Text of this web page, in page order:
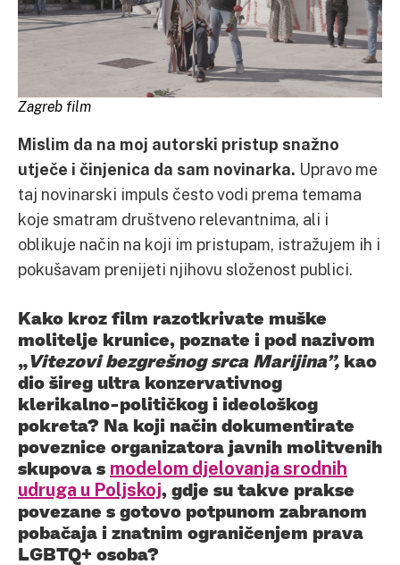
Zagreb film
Mislim da na moj autorski pristup snažno
utječe i činjenica da sam novinarka. Upravo me
taj novinarski impuls često vodi prema temama
koje smatram društveno relevantnima, ali i
oblikuje način na koji im pristupam, istražujem ih i
pokušavam prenijeti njihovu složenost publici.
Kako kroz film razotkrivate muške
molitelje krunice, poznate i pod nazivom
„Vitezovi bezgrešnog srca Marijina”, kao
dio šireg ultra konzervativnog
klerikalno-političkog i ideološkog
pokreta? Na koji način dokumentirate
poveznice organizatora javnih molitvenih
skupova s modelom djelovanja srodnih
udruga u Poljskoj, gdje su takve prakse
povezane s gotovo potpunom zabranom
pobačaja i znatnim ograničenjem prava
LGBTQ+ osoba?